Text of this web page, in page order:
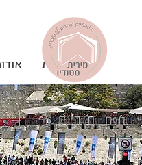
דף הבית